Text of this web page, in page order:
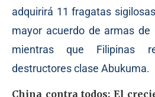
adquirirá 11 fragatas
mayor acuerdo de armas
mientras que Filipinas
destructores clase Abukuma.
China contra todos: El